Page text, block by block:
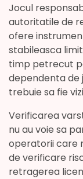
Jocul
autoritatile de
ofere
stabileasca
timp petrecut
dependenta de
trebuie sa fie
Verificarea
nu au voie sa
operatorii care
de verificare
retragerea